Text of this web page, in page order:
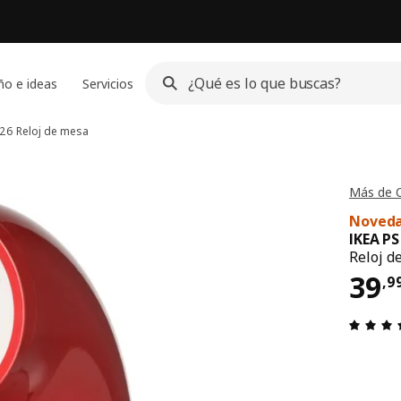
e ideas Servicios
Reloj de mesa
Más de
IKEA
Reloj
39,
El